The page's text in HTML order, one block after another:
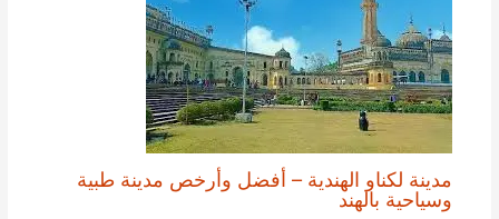
مدينة لكناو الهندية – أفضل وأرخص مدينة طبية
وسياحية بالهند